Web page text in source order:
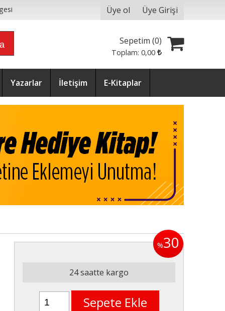
Üye ol Üye Girişi
Sepetim (0)
Toplam:0,00
Yazarlar İletişim E-Kitaplar
%30
24 saatte kargo
Sepete Ekle